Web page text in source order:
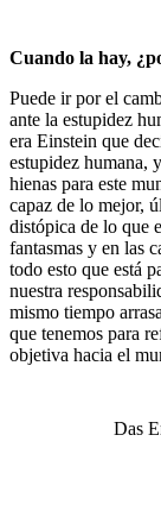
Cuando la hay,
Puede ir por el
ante la estupidez
era Einstein que
estupidez humana,
hienas para este
capaz de lo mejor,
distópica de lo que
fantasmas y en las
todo esto que está
nuestra
mismo tiempo
que tenemos para
objetiva hacia el
Das